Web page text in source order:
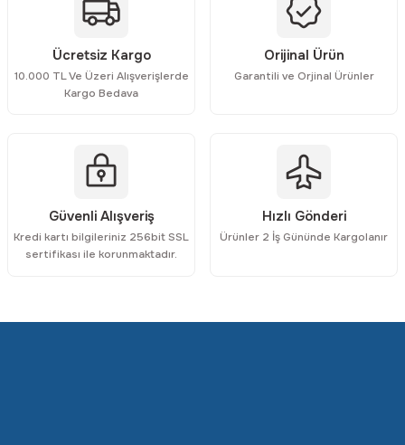
Ürün fiyatı diğer sitelerden daha pahalı.
Ücretsiz Kargo
10.000 TL Ve Üzeri Alışverişlerde
Kargo Bedava
Orijinal Ürün
Garantili ve Orjinal Ürünler
Güvenli Alışveriş
Kredi kartı bilgileriniz 256bit SSL
sertifikası ile korunmaktadır.
Hızlı Gönderi
Ürünler 2 İş Gününde Kargolanır